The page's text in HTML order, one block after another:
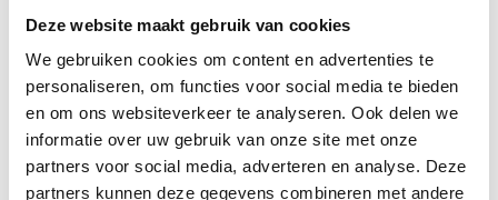
Deze website maakt gebruik van cookies
We gebruiken cookies om content en advertenties te
personaliseren, om functies voor social media te bieden
en om ons websiteverkeer te analyseren. Ook delen we
informatie over uw gebruik van onze site met onze
partners voor social media, adverteren en analyse. Deze
partners kunnen deze gegevens combineren met andere
Specificaties
Merk Eglo